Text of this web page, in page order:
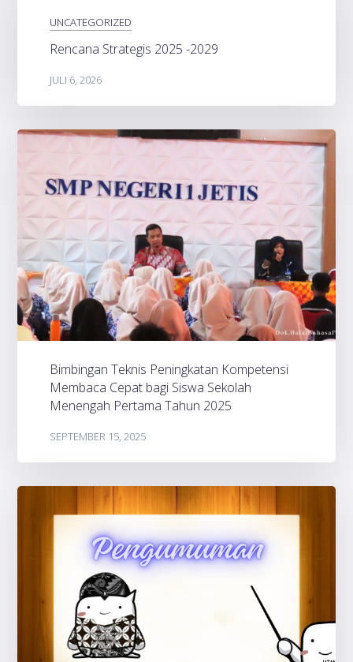
UNCATEGORIZED
Rencana Strategis 2025 -2029
JULI 6, 2026
Bimbingan Teknis Peningkatan Kompetensi
Membaca Cepat bagi Siswa Sekolah
Menengah Pertama Tahun 2025
SEPTEMBER 15, 2025